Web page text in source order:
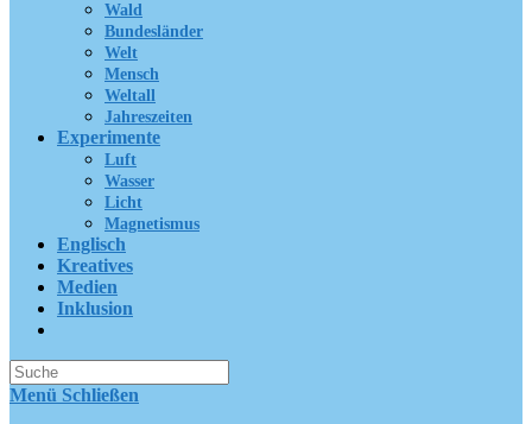
Wald
Bundesländer
Welt
Mensch
Weltall
Jahreszeiten
Experimente
Luft
Wasser
Licht
Magnetismus
Englisch
Kreatives
Medien
Inklusion
Suche
nach:
Menü Schließen